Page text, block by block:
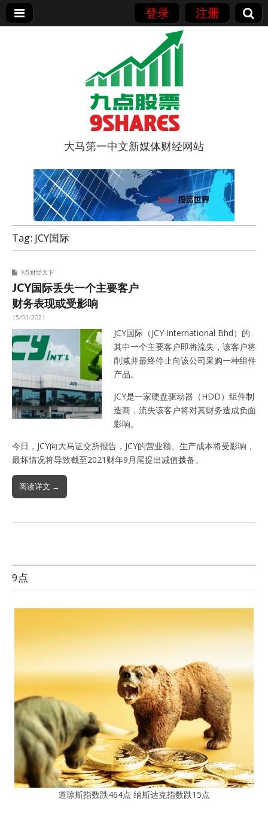
登录 注册
9点股票
大马第一中文新媒体财经网站
Tag: JCY国际
9点财经天下
JCY国际丢失一个主要客户
财务表现或受影响
15/01/2021
JCY国际（JCY International Bhd）的
其中一个主要客户即将流失，该客户将
削减并最终停止向该公司采购一种组件
产品。
JCY是一家硬盘驱动器（HDD）组件制
造商，流失该客户将对其财务造成负面
影响。
今日，JCY向大马证交所报告，JCY的营业额、生产成本将受影响，
最坏情况将导致截至2021财年9月尾提出减值拨备。
阅读详文 →
9点
道琼斯指数跌464点 纳斯达克指数跌15点